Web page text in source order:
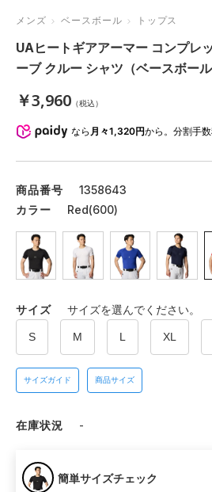
メンズ ベースボール トップス
UAヒートギアアーマー コンプレ
ーブ クルー シャツ（ベースボール
￥3,960 （税込）
なら 月々1,320円から。分割手
商品番号
1358643
カラー
Red(600)
サイズ サイズを選んでください。
S M L XL
サイズガイド 商品サイズ
在庫状況 -
簡単サイズチェック